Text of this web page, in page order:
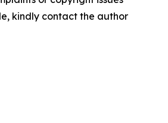
kindly contact the author